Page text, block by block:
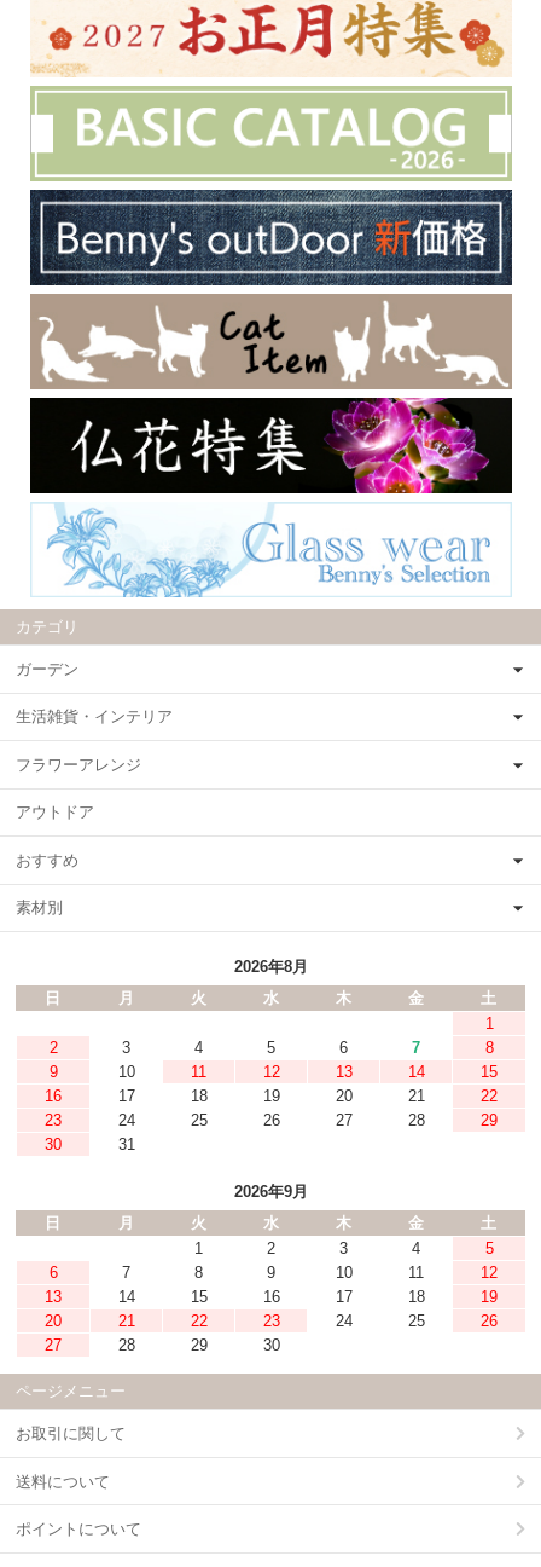
カテゴリ
ガーデン
生活雑貨・インテリア
フラワーアレンジ
アウトドア
おすすめ
素材別
2026年8月
日
月 火 水 木 金
土
1
2
3 4 5 6 7
8
9
10 11 12 13 14
15
16
17 18 19 20 21
22
23
24 25 26 27 28
29
30
31
2026年9月
日
月 火 水 木 金
土
1
2 3 4
5
6
7 8 9 10 11
12
13
14 15 16 17 18
19
20
21 22 23 24 25
26
27
28 29 30
ページメニュー
お取引に関して
送料について
ポイントについて